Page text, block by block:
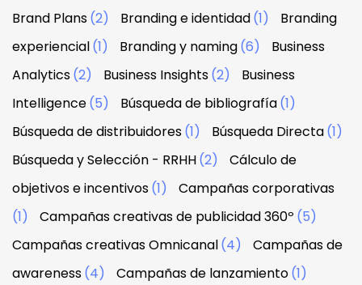
Brand Plans(2) Branding e identidad(1)
Branding
experiencial(1) Branding y naming(6)
Business
Analytics(2) Business Insights(2)
Business
Intelligence(5) Búsqueda de bibliografía(1)
Búsqueda de distribuidores(1) Búsqueda Directa(1)
Búsqueda y Selección - RRHH(2)
Cálculo de
objetivos e incentivos(1)
Campañas corporativas
(1)
Campañas creativas de publicidad 360º (5)
Campañas creativas Omnicanal(4)
Campañas de
awareness(4) Campañas de lanzamiento(1)